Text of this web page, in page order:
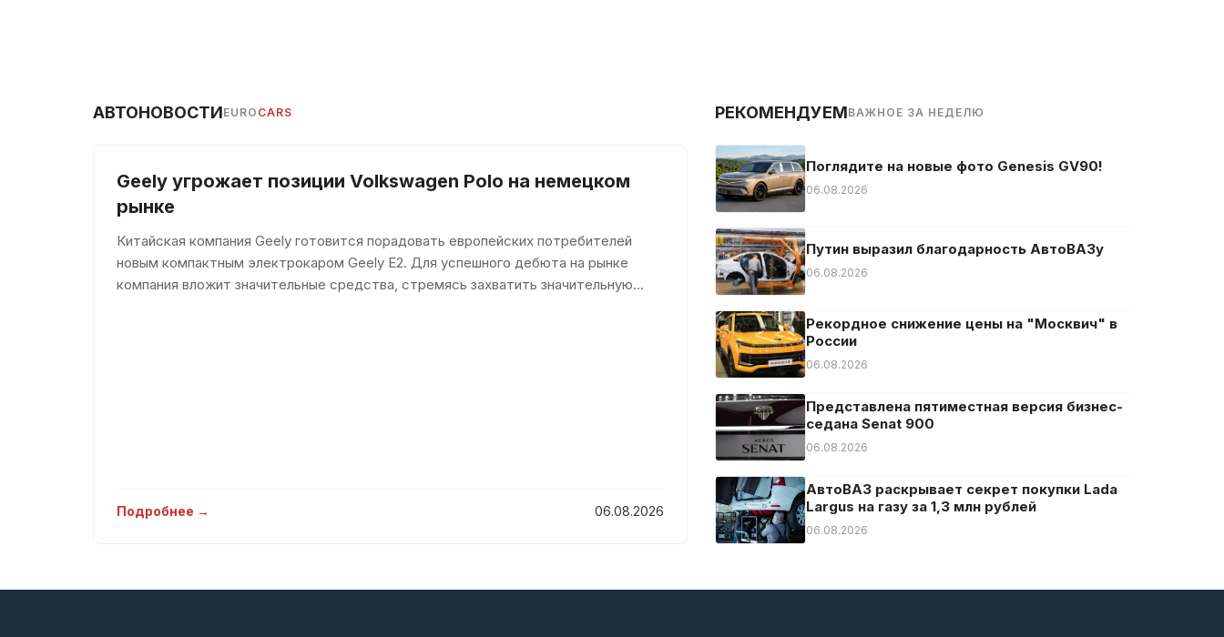
АВТОНОВОСТИEURO CARS
Geely угрожает позиции Volkswagen Polo на немецком
рынке
Китайская компания Geely готовится порадовать европейских потребителей
новым компактным электрокаром Geely E2. Для успешного дебюта на рынке
компания вложит значительные средства, стремясь захватить значительную
Подробнее → 06.08.2026
РЕКОМЕНДУЕМВАЖНОЕ ЗА НЕДЕЛЮ
Поглядите на новые фото Genesis GV90!
06.08.2026
Путин выразил благодарность АвтоВАЗу
06.08.2026
Рекордное снижение цены на "Москвич" в
России
06.08.2026
Представлена пятиместная версия бизнес-
седана Senat 900
06.08.2026
АвтоВАЗ раскрывает секрет покупки Lada
Largus на газу за 1,3 млн рублей
06.08.2026